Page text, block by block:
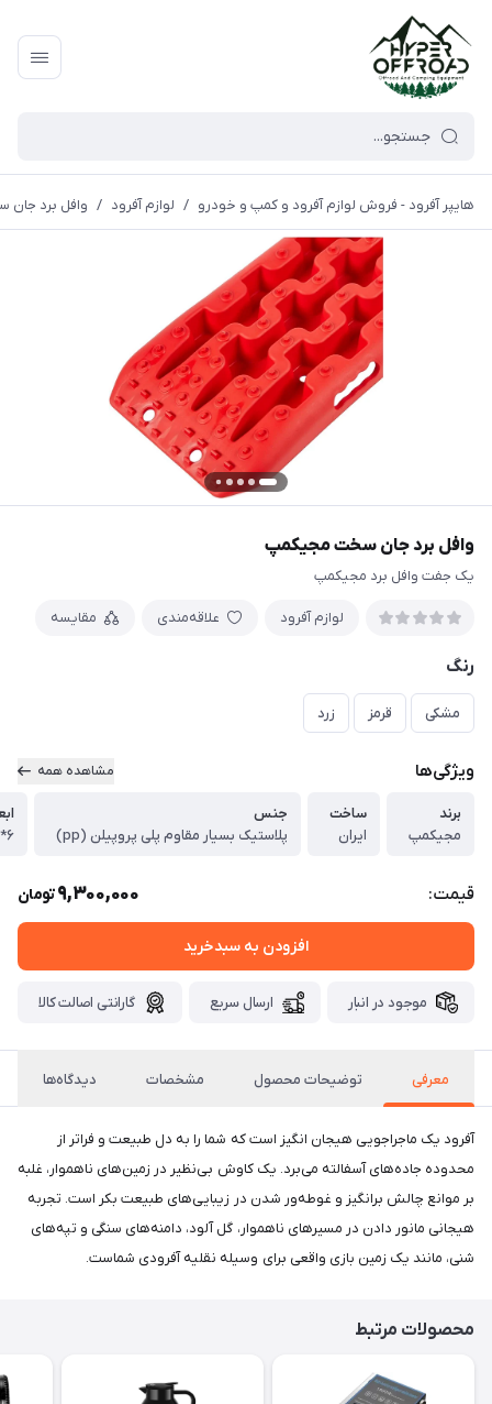
هایپر آفرود - فروش لوازم آفرود و کمپ و خودرو / لوازم آفرود / وافل برد
وافل برد جان سخت مجیکمپ
یک جفت وافل برد مجیکمپ
لوازم آفرود علاقه‌مندی مقایسه
رنگ
مشکی قرمز زرد
ویژگی‌ها مشاهده همه
برند
مجیکمپ
ساخت
ایران
جنس
پلاستیک بسیار مقاوم پلی پروپیلن (pp)
۶*۳۰*۱۰۶
قیمت: 9,300,000تومان
افزودن به سبدخرید
موجود در انبار ارسال سریع گارانتی اصالت کالا
معرفی توضیحات محصول مشخصات دیدگاه‌ها
آفرود یک ماجراجویی هیجان انگیز است که شما را به دل طبیعت و فراتر از
محدوده جاده‌های آسفالته می‌برد. یک کاوش بی‌نظیر در زمین‌های ناهموار، غلبه
بر موانع چالش برانگیز و غوطه‌ور شدن در زیبایی‌های طبیعت بکر است. تجربه
هیجانی مانور دادن در مسیرهای ناهموار، گل آلود، دامنه‌های سنگی و تپه‌های
شنی، مانند یک زمین بازی واقعی برای وسیله نقلیه آفرودی شماست.
محصولات مرتبط